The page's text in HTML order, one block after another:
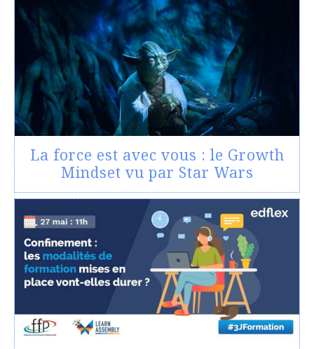
La force est avec vous : le Growth
Mindset vu par Star Wars